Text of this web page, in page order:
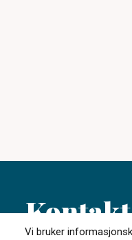
Vi bruker